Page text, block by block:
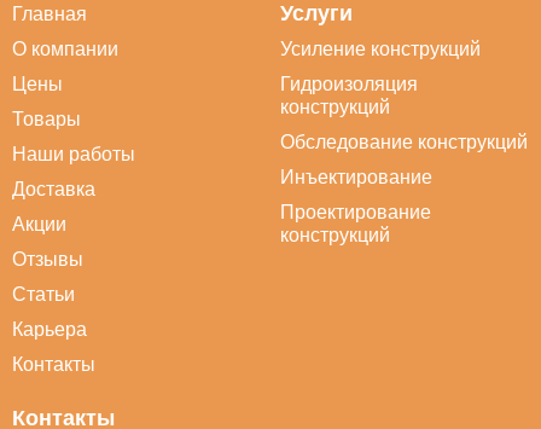
Главная
О компании
Цены
Товары
Наши работы
Доставка
Акции
Отзывы
Статьи
Карьера
Контакты
Услуги
Усиление конструкций
Гидроизоляция
конструкций
Обследование конструкций
Инъектирование
Проектирование
конструкций
Контакты